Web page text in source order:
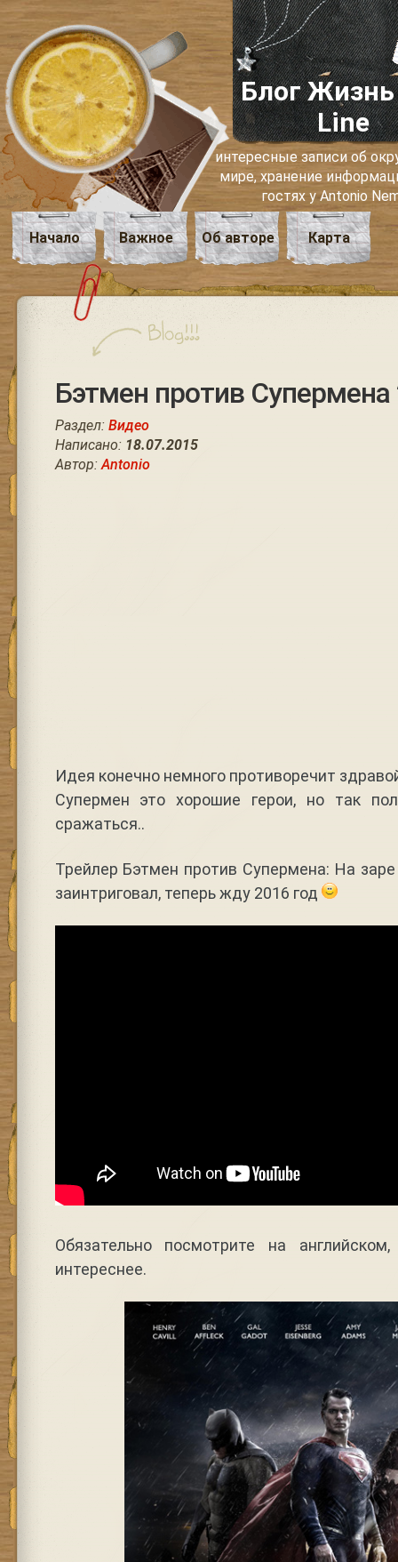
Блог Жизнь
Line
интересные записи об
мире, хранение
гостях у Antonio
Начало Важное Об авторе Карта
Бэтмен против Супермена
Раздел: Видео
Написано: 18.07.2015
Автор:Antonio
Идея конечно немного противоречит
Супермен это хорошие герои, но так
сражаться..
Трейлер Бэтмен против Супермена: На
заинтриговал, теперь жду 2016 год
Обязательно посмотрите на
интереснее.